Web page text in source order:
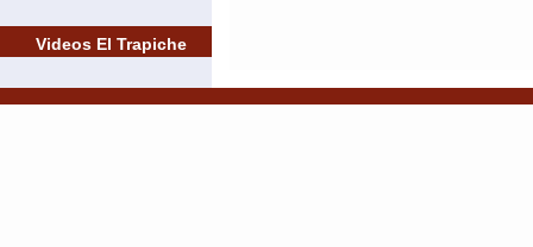
Videos El Trapiche